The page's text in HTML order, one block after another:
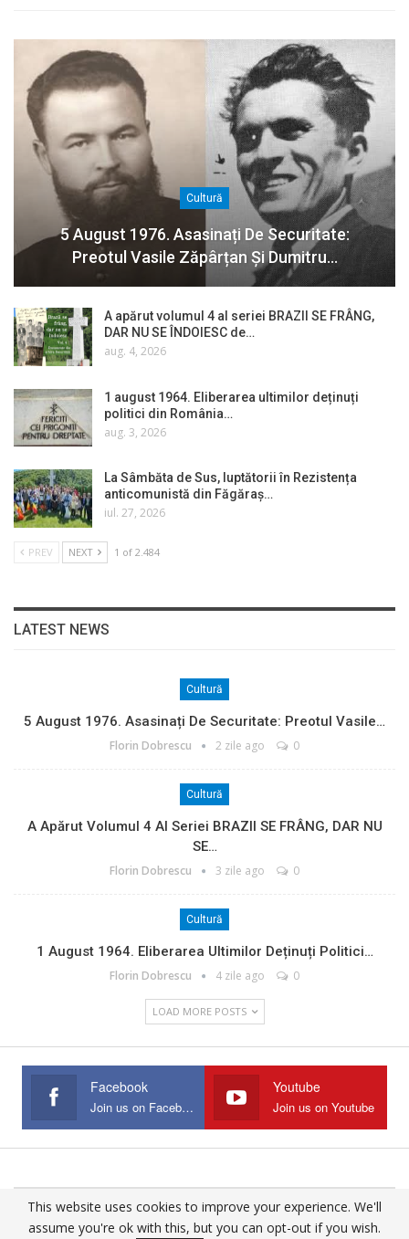
Cultură
5 August 1976. Asasinați De Securitate:
Preotul Vasile Zăpârțan Și Dumitru…
A apărut volumul 4 al seriei BRAZII SE FRÂNG,
DAR NU SE ÎNDOIESC de…
aug. 4, 2026
1 august 1964. Eliberarea ultimilor deținuți
politici din România…
aug. 3, 2026
La Sâmbăta de Sus, luptătorii în Rezistența
anticomunistă din Făgăraș…
iul. 27, 2026
PREV NEXT 1 of 2.484
LATEST NEWS
Cultură
5 August 1976. Asasinați De Securitate: Preotul Vasile…
Florin Dobrescu 2 zile ago 0
Cultură
A Apărut Volumul 4 Al Seriei BRAZII SE FRÂNG, DAR NU
SE…
Florin Dobrescu 3 zile ago 0
Cultură
1 August 1964. Eliberarea Ultimilor Deținuți Politici…
Florin Dobrescu 4 zile ago 0
LOAD MORE POSTS
Facebook
Join us on Facebook
Youtube
Join us on Youtube
© 2025 - All Rights Reserved.
This website uses cookies to improve your experience. We'll
assume you're ok with this, but you can opt-out if you wish.